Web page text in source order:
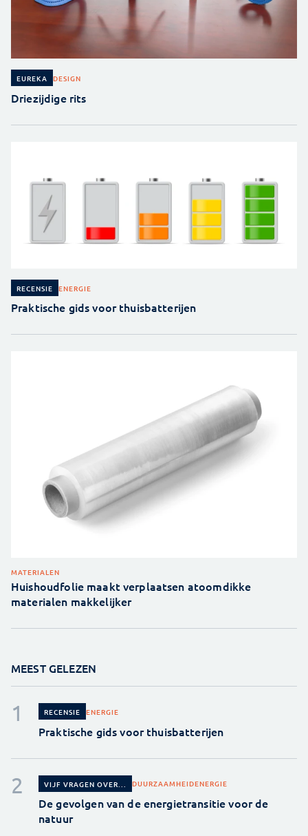
EUREKA DESIGN
Driezijdige rits
RECENSIE ENERGIE
Praktische gids voor thuisbatterijen
MATERIALEN
Huishoudfolie maakt verplaatsen atoomdikke
materialen makkelijker
MEEST GELEZEN
RECENSIE ENERGIE
Praktische gids voor thuisbatterijen
VIJF VRAGEN OVER... DUURZAAMHEIDENERGIE
De gevolgen van de energietransitie voor de
natuur